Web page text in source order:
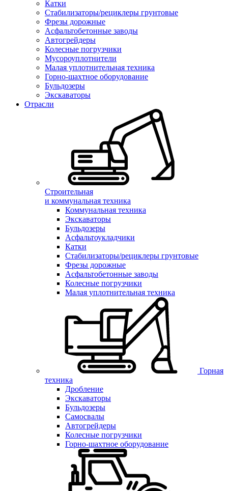
Катки
Стабилизаторы/рециклеры грунтовые
Фрезы дорожные
Асфальтобетонные заводы
Автогрейдеры
Колесные погрузчики
Мусороуплотнители
Малая уплотнительная техника
Горно-шахтное оборудование
Бульдозеры
Экскаваторы
Отрасли
Строительная
и коммунальная техника
Коммунальная техника
Экскаваторы
Бульдозеры
Асфальтоукладчики
Катки
Стабилизаторы/рециклеры грунтовые
Фрезы дорожные
Асфальтобетонные заводы
Колесные погрузчики
Малая уплотнительная техника
Горная
техника
Дробление
Экскаваторы
Бульдозеры
Самосвалы
Автогрейдеры
Колесные погрузчики
Горно-шахтное оборудование